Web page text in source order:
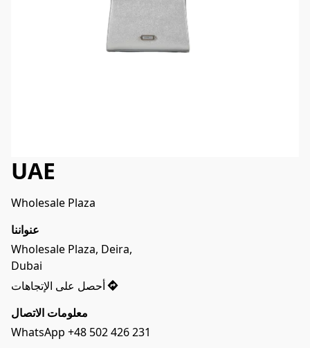
UAE
Wholesale Plaza
عنواننا
Wholesale Plaza, Deira,
Dubai
أحصل على الإتجاهات
معلومات الاتصال
WhatsApp +48 502 426 231